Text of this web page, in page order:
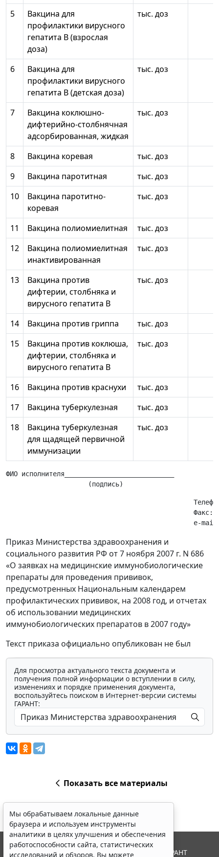
5
Вакцина для
профилактики вирусного
гепатита В (взрослая
доза)
тыс. доз
6
Вакцина для
профилактики вирусного
гепатита В (детская доза)
тыс. доз
7
Вакцина коклюшно-
дифтерийно-столбнячная
адсорбированная, жидкая
тыс. доз
8 Вакцина коревая
тыс. доз
9
Вакцина паротитная
тыс. доз
10
Вакцина паротитно-
коревая
тыс. доз
11 Вакцина полиомиелитная
тыс. доз
12
Вакцина полиомиелитная
инактивированная
тыс. доз
13
Вакцина против
дифтерии, столбняка и
вирусного гепатита В
тыс. доз
14 Вакцина против гриппа
тыс. доз
15
Вакцина против коклюша,
дифтерии, столбняка и
вирусного гепатита В
тыс. доз
16 Вакцина против краснухи
тыс. доз
17
Вакцина туберкулезная
тыс. доз
18
Вакцина туберкулезная
для щадящей первичной
иммунизации
тыс. доз
ФИО исполнителя____________________________
Факс:
Приказ Министерства здравоохранения и
социального развития РФ от 7 ноября 2007 г. N 686
«О заявках на медицинские иммунобиологические
препараты для проведения прививок,
предусмотренных Национальным календарем
профилактических прививок, на 2008 год, и отчетах
об использовании медицинских
иммунобиологических препаратов в 2007 году»
Текст приказа официально опубликован не был
Для просмотра актуального текста документа и
получения полной информации о вступлении в силу,
изменениях и порядке применения документа,
воспользуйтесь поиском в Интернет-версии системы
ГАРАНТ:
Показать все материалы
Мы обрабатываем локальные данные
браузера и используем инструменты
аналитики в целях улучшения и обеспечения
работоспособности сайта, статистических
исследований и обзоров. Вы можете
© ООО "НПП "ГАРАНТ-СЕРВИС", 2026. Система ГАРАНТ